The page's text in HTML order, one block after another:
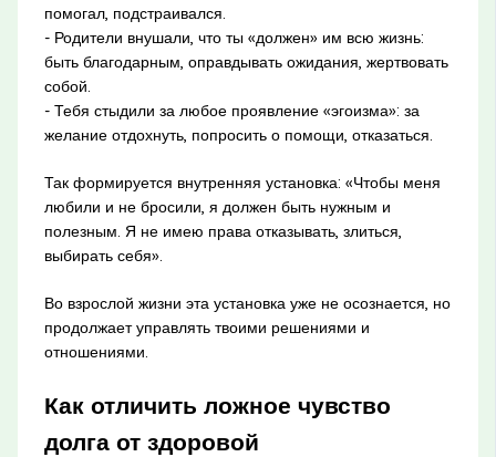
помогал, подстраивался.
- Родители внушали, что ты «должен» им всю жизнь:
быть благодарным, оправдывать ожидания, жертвовать
собой.
- Тебя стыдили за любое проявление «эгоизма»: за
желание отдохнуть, попросить о помощи, отказаться.
Так формируется внутренняя установка: «Чтобы меня
любили и не бросили, я должен быть нужным и
полезным. Я не имею права отказывать, злиться,
выбирать себя».
Во взрослой жизни эта установка уже не осознается, но
продолжает управлять твоими решениями и
отношениями.
Как отличить ложное чувство
долга от здоровой